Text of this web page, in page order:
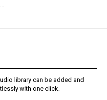
library can be added and
with one click.